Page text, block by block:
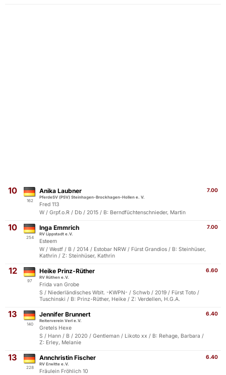
10
162
7.00
Anika Laubner
PferdeSV (PSV) Steinhagen-Brockhagen-Hollen e. V.
Fred 113
W / Grpf.o.R / Db / 2015 / B: Berndfüchtenschnieder, Martin
10
254
7.00
Inga Emmrich
RV Lippstadt e.V.
Esteem
W / Westf / B / 2014 / Estobar NRW / Fürst Grandios / B: Steinhüser,
Kathrin / Z: Steinhüser, Kathrin
12
97
6.60
Heike Prinz-Rüther
RV Rüthen e.V.
Frida van Grobe
S / Niederländisches Wblt. -KWPN- / Schwb / 2019 / Fürst Toto /
Tuschinski / B: Prinz-Rüther, Heike / Z: Verdellen, H.G.A.
13
140
6.40
Jennifer Brunnert
Reiterverein Verl e.V.
Gretels Hexe
S / Hann / B / 2020 / Gentleman / Likoto xx / B: Rehage, Barbara /
Z: Erley, Melanie
13
228
6.40
Annchristin Fischer
RV Erwitte e.V.
Fräulein Fröhlich 10